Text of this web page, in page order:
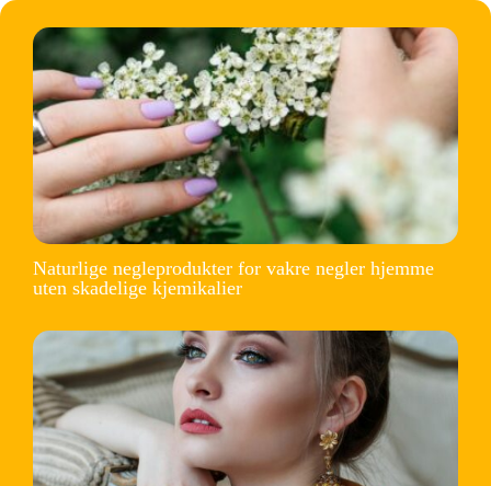
Naturlige negleprodukter for vakre negler hjemme
uten skadelige kjemikalier